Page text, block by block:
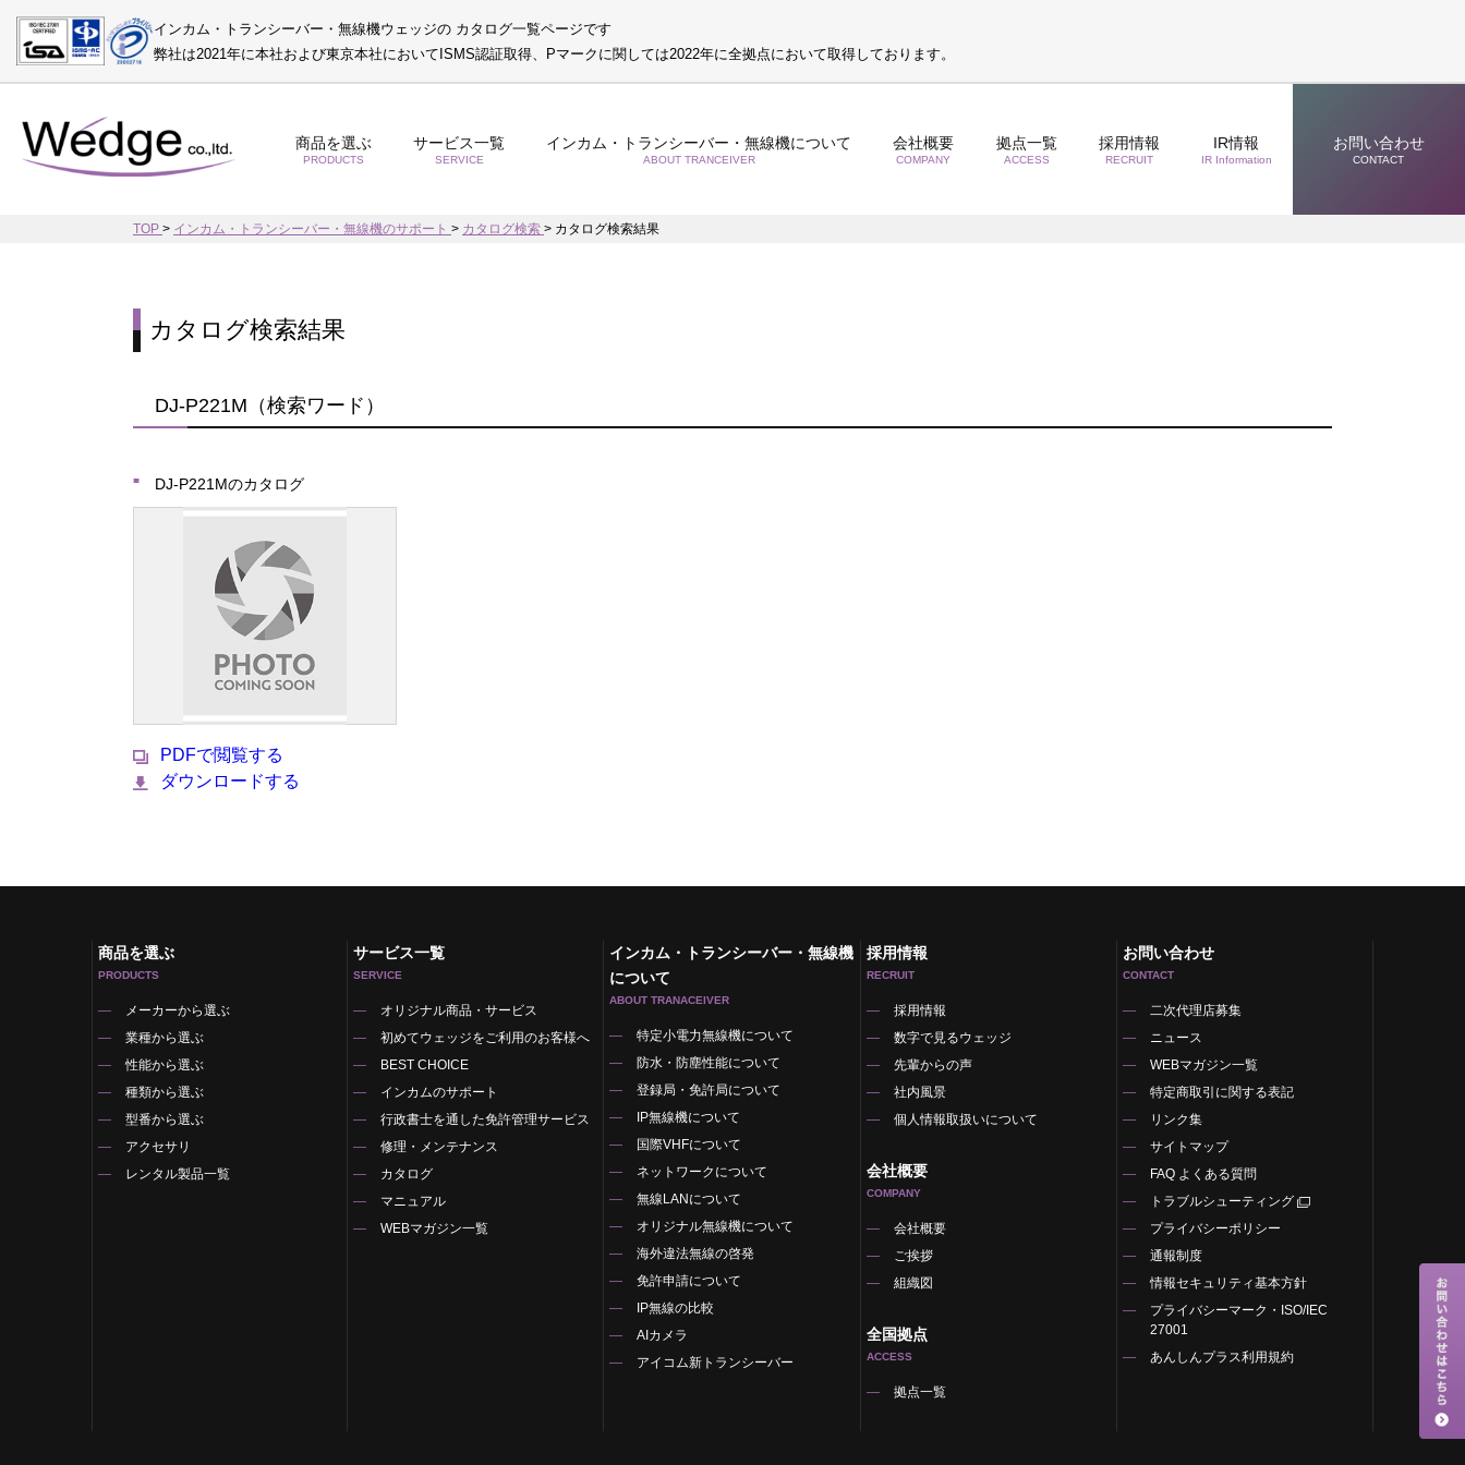
インカム・トランシーバー・無線機ウェッジの カタログ一覧ページです
弊社は2021年に本社および東京本社においてISMS認証取得、Pマークに関しては2022年に全拠点において取得しております。
商品を選ぶ
PRODUCTS
サービス一覧
SERVICE
インカム・トランシーバー・無線機について
ABOUT TRANCEIVER
会社概要
COMPANY
拠点一覧
ACCESS
採用情報
RECRUIT
IR情報
IR Information
お問い合わせ
CONTACT
TOP > インカム・トランシーバー・無線機のサポート > カタログ検索 > カタログ検索結果
カタログ検索結果
DJ-P221M（検索ワード）
DJ-P221Mのカタログ
PDFで閲覧する
ダウンロードする
商品を選ぶ
PRODUCTS
メーカーから選ぶ
業種から選ぶ
性能から選ぶ
種類から選ぶ
型番から選ぶ
アクセサリ
レンタル製品一覧
サービス一覧
SERVICE
オリジナル商品・サービス
初めてウェッジをご利用のお客様へ
BEST CHOICE
インカムのサポート
行政書士を通した免許管理サービス
修理・メンテナンス
カタログ
マニュアル
WEBマガジン一覧
インカム・トランシーバー・無線機
について
ABOUT TRANACEIVER
特定小電力無線機について
防水・防塵性能について
登録局・免許局について
IP無線機について
国際VHFについて
ネットワークについて
無線LANについて
オリジナル無線機について
海外違法無線の啓発
免許申請について
IP無線の比較
AIカメラ
アイコム新トランシーバー
採用情報
RECRUIT
採用情報
数字で見るウェッジ
先輩からの声
社内風景
個人情報取扱いについて
会社概要
COMPANY
会社概要
ご挨拶
組織図
全国拠点
ACCESS
拠点一覧
お問い合わせ
CONTACT
二次代理店募集
ニュース
WEBマガジン一覧
特定商取引に関する表記
リンク集
サイトマップ
FAQ よくある質問
トラブルシューティング
プライバシーポリシー
通報制度
情報セキュリティ基本方針
プライバシーマーク・ISO/IEC
27001
あんしんプラス利用規約